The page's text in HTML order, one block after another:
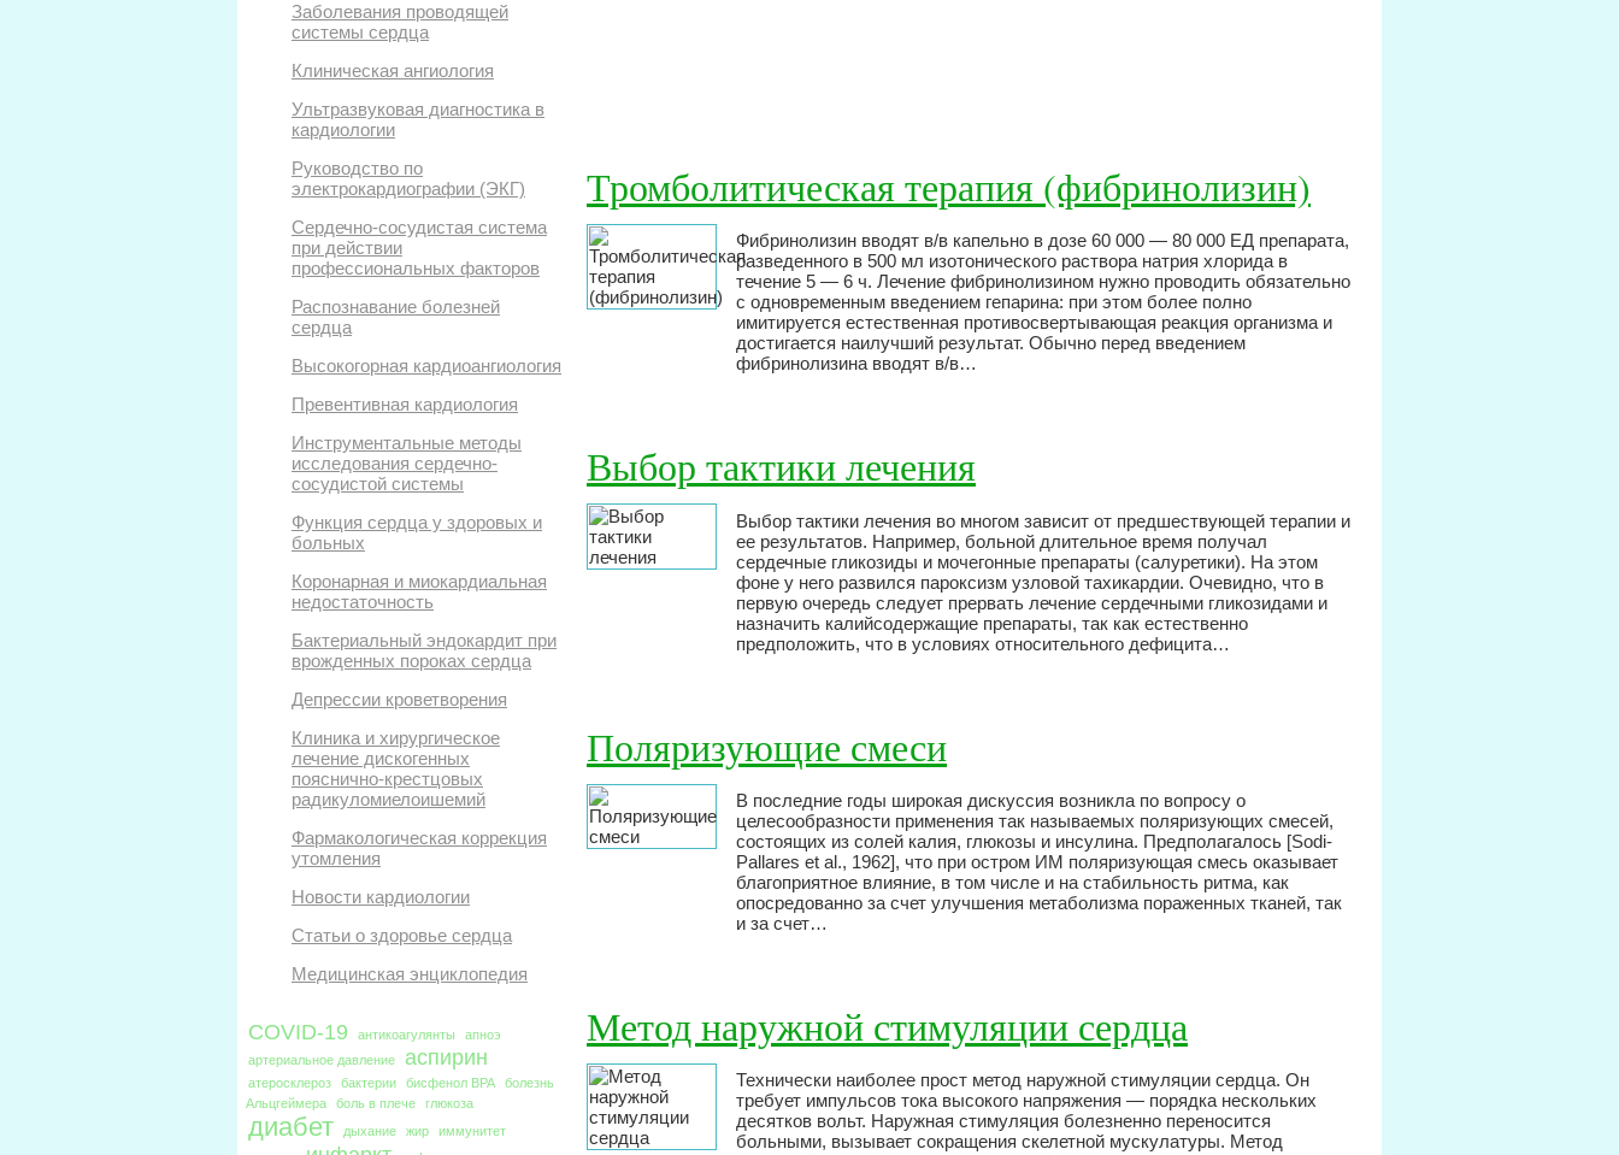
Заболевания проводящей
системы сердца
Клиническая ангиология
Ультразвуковая диагностика в
кардиологии
Руководство по
электрокардиографии (ЭКГ)
Сердечно-сосудистая система
при действии
профессиональных факторов
Распознавание болезней
сердца
Высокогорная кардиоангиология
Превентивная кардиология
Инструментальные методы
исследования сердечно-
сосудистой системы
Функция сердца у здоровых и
больных
Коронарная и миокардиальная
недостаточность
Бактериальный эндокардит при
врожденных пороках сердца
Депрессии кроветворения
Клиника и хирургическое
лечение дискогенных
пояснично-крестцовых
радикуломиелоишемий
Фармакологическая коррекция
утомления
Новости кардиологии
Статьи о здоровье сердца
Медицинская энциклопедия
COVID-19 антикоагулянты
апноэ
артериальное давление
аспирин
атеросклероз бактерии бисфенол BPA
болезнь
Альцгеймера
боль в плече глюкоза
диабет дыхание жир
иммунитет
Тромболитическая терапия (фибринолизин)
Фибринолизин вводят в/в капельно в дозе 60 000 — 80 000 ЕД препарата,
разведенного в 500 мл изотонического раствора натрия хлорида в
течение 5 — 6 ч. Лечение фибринолизином нужно проводить обязательно
с одновременным введением гепарина: при этом более полно
имитируется естественная противосвертывающая реакция организма и
достигается наилучший результат. Обычно перед введением
фибринолизина вводят в/в…
Выбор тактики лечения
Выбор тактики лечения во многом зависит от предшествующей терапии и
ее результатов. Например, больной длительное время получал
сердечные гликозиды и мочегонные препараты (салуретики). На этом
фоне у него развился пароксизм узловой тахикардии. Очевидно, что в
первую очередь следует прервать лечение сердечными гликозидами и
назначить калийсодержащие препараты, так как естественно
предположить, что в условиях относительного дефицита…
Поляризующие смеси
В последние годы широкая дискуссия возникла по вопросу о
целесообразности применения так называемых поляризующих смесей,
состоящих из солей калия, глюкозы и инсулина. Предполагалось [Sodi-
Pallares et al., 1962], что при остром ИМ поляризующая смесь оказывает
благоприятное влияние, в том числе и на стабильность ритма, как
опосредованно за счет улучшения метаболизма пораженных тканей, так
и за счет…
Метод наружной стимуляции сердца
Технически наиболее прост метод наружной стимуляции сердца. Он
требует импульсов тока высокого напряжения — порядка нескольких
десятков вольт. Наружная стимуляция болезненно переносится
больными, вызывает сокращения скелетной мускулатуры. Метод